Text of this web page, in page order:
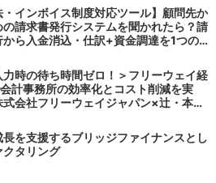
・インボイス制度対応ツール】顧問先か
の請求書発行システムを聞かれたら？請
から入金消込・仕訳+資金調達を1つの
力時の待ち時間ゼロ！＞フリーウェイ経
計事務所の効率化とコスト削減を実
式会社フリーウェイジャパン×辻・本郷
長を支援するブリッジファイナンスとし
クタリング